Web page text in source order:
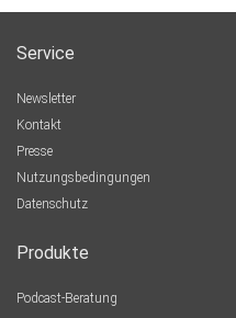
Service
Newsletter
Kontakt
Presse
Nutzungsbedingungen
Datenschutz
Produkte
Podcast-Beratung